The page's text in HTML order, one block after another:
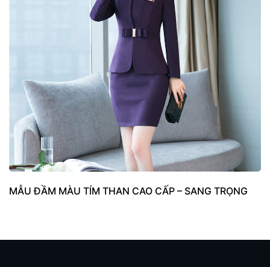
MẪU ĐẦM MÀU TÍM THAN CAO CẤP – SANG TRỌNG